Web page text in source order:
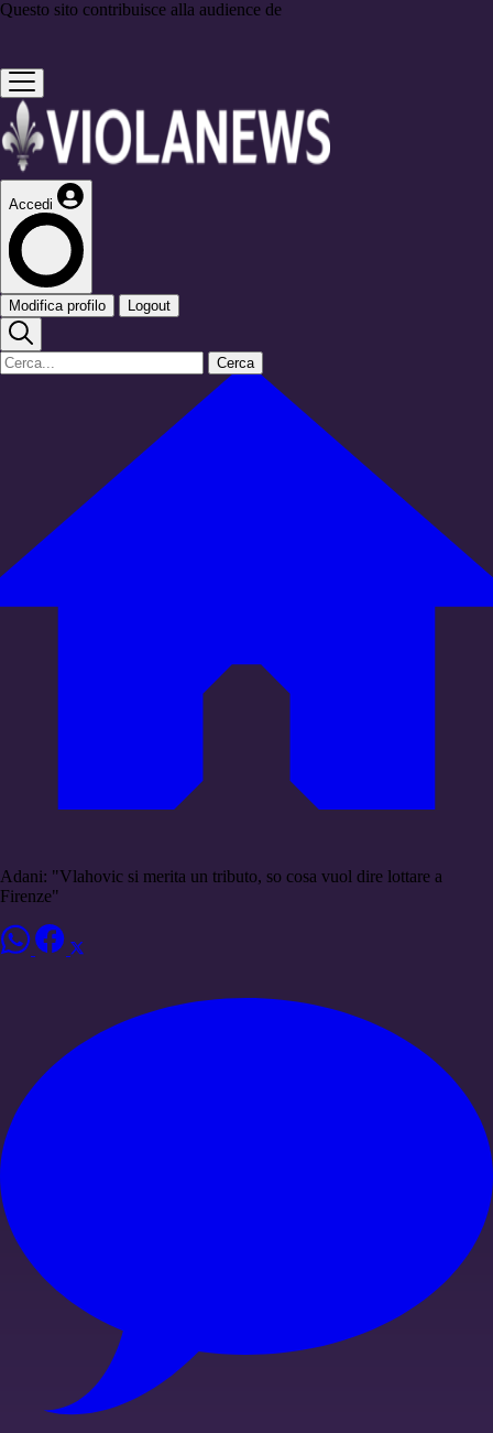
Questo sito contribuisce alla audience de
Accedi
Modifica profilo Logout
Cerca
Adani: "Vlahovic si merita un tributo, so cosa vuol dire lottare a
Firenze"